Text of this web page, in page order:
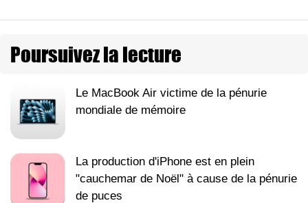
Poursuivez la lecture
Le MacBook Air victime de la pénurie
mondiale de mémoire
La production d'iPhone est en plein
"cauchemar de Noël" à cause de la pénurie
de puces